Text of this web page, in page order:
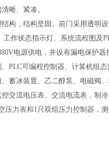
晰、紧凑。
构，结构坚固。前门采用透明
作状态指示灯、系统流程图及
电源供电，并设有漏电保护器
PLC可编程控制器、计算机组态
蓄冰装置、乙二醇泵、电磁阀
交流电压表、交流电流表，制冷
压力表和1只双组压力控制器，